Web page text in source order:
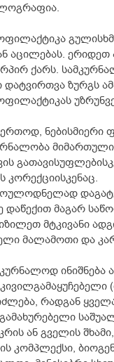
აცილებას. ერიდეთ
ქარს.
ზურგს
ნებისმიერი
კორექციისკენაც.
დაწექით მაგარ
მტკივანი
მალამოთი და
ინიშნება
რადგან
ან გველის შხამი,
კომპლექსი,